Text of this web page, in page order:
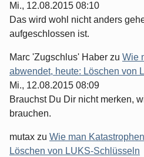
Mi., 12.08.2015 08:10
Das wird wohl nicht anders
aufgeschlossen ist.
Marc 'Zugschlus' Haber zu Wie
abwendet, heute: Löschen von
Mi., 12.08.2015 08:09
Brauchst Du Dir nicht merken,
brauchen.
mutax zu Wie man
Löschen von LUKS-Schlüsseln